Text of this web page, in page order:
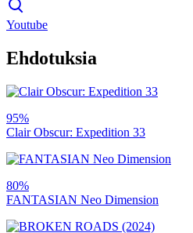
Youtube
Ehdotuksia
95%
Clair Obscur: Expedition 33
80%
FANTASIAN Neo Dimension